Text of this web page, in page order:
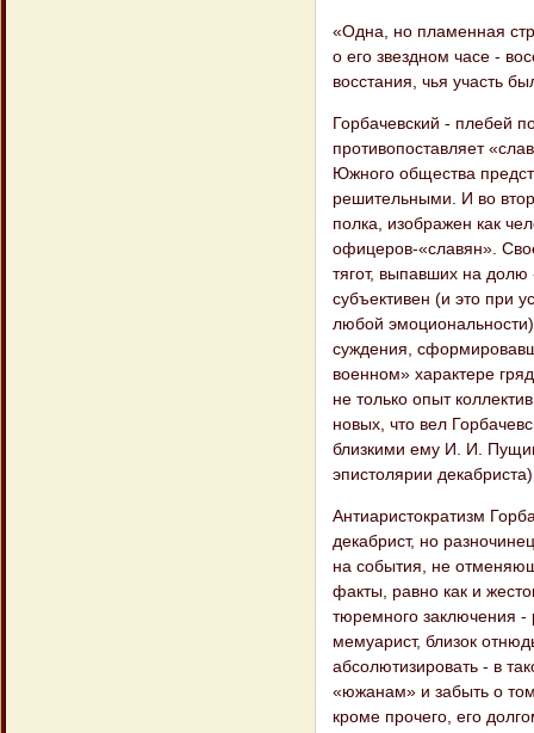
«Одна, но пламенная
о его звездном часе -
восстания, чья участь
Горбачевский - плебей
противопоставляет
Южного общества
решительными. И во
полка, изображен как
офицеров-«славян».
тягот, выпавших на долю
субъективен (и это при
любой
суждения,
военном» характере
не только опыт
новых, что вел
близкими ему И. И.
эпистолярии
Антиаристократизм
декабрист, но
на события, не
факты, равно как и
тюремного заключения -
мемуарист, близок
абсолютизировать - в
«южанам» и забыть о
кроме прочего, его